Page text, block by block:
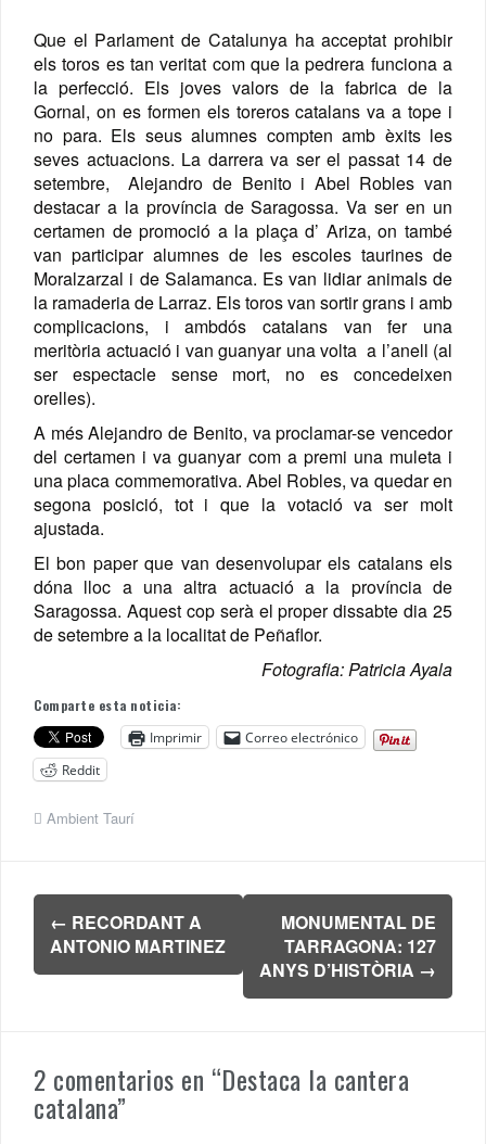
Que el Parlament de Catalunya ha acceptat prohibir
els toros es tan veritat com que la pedrera funciona a
la perfecció. Els joves valors de la fabrica de la
Gornal, on es formen els toreros catalans va a tope i
no para. Els seus alumnes compten amb èxits les
seves actuacions. La darrera va ser el passat 14 de
setembre, Alejandro de Benito i Abel Robles van
destacar a la província de Saragossa. Va ser en un
certamen de promoció a la plaça d’ Ariza, on també
van participar alumnes de les escoles taurines de
Moralzarzal i de Salamanca. Es van lidiar animals de
la ramaderia de Larraz. Els toros van sortir grans i amb
complicacions, i ambdós catalans van fer una
meritòria actuació i van guanyar una volta a l’anell (al
ser espectacle sense mort, no es concedeixen
orelles).
A més Alejandro de Benito, va proclamar-se vencedor
del certamen i va guanyar com a premi una muleta i
una placa commemorativa. Abel Robles, va quedar en
segona posició, tot i que la votació va ser molt
ajustada.
El bon paper que van desenvolupar els catalans els
dóna lloc a una altra actuació a la província de
Saragossa. Aquest cop serà el proper dissabte dia 25
de setembre a la localitat de Peñaflor.
Fotografia: Patricia Ayala
Comparte esta noticia:
Imprimir
Correo electrónico
Reddit
Ambient Taurí
Navegación
de
entradas
← RECORDANT A
ANTONIO MARTINEZ
MONUMENTAL DE
TARRAGONA: 127
ANYS D’HISTÒRIA →
2 comentarios en “Destaca la cantera
catalana”